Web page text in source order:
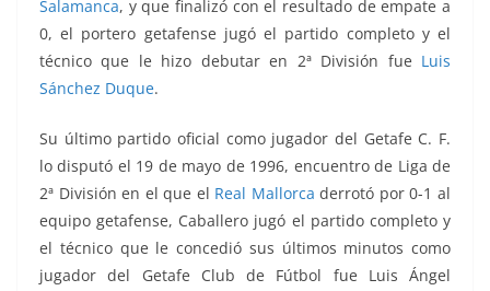
Salamanca, y que finalizó con el resultado de empate a
0, el portero getafense jugó el partido completo y el
técnico que le hizo debutar en 2ª División fue Luis
Sánchez Duque.
Su último partido oficial como jugador del Getafe C. F.
lo disputó el 19 de mayo de 1996, encuentro de Liga de
2ª División en el que el Real Mallorca derrotó por 0-1 al
equipo getafense, Caballero jugó el partido completo y
el técnico que le concedió sus últimos minutos como
jugador del Getafe Club de Fútbol fue Luis Ángel